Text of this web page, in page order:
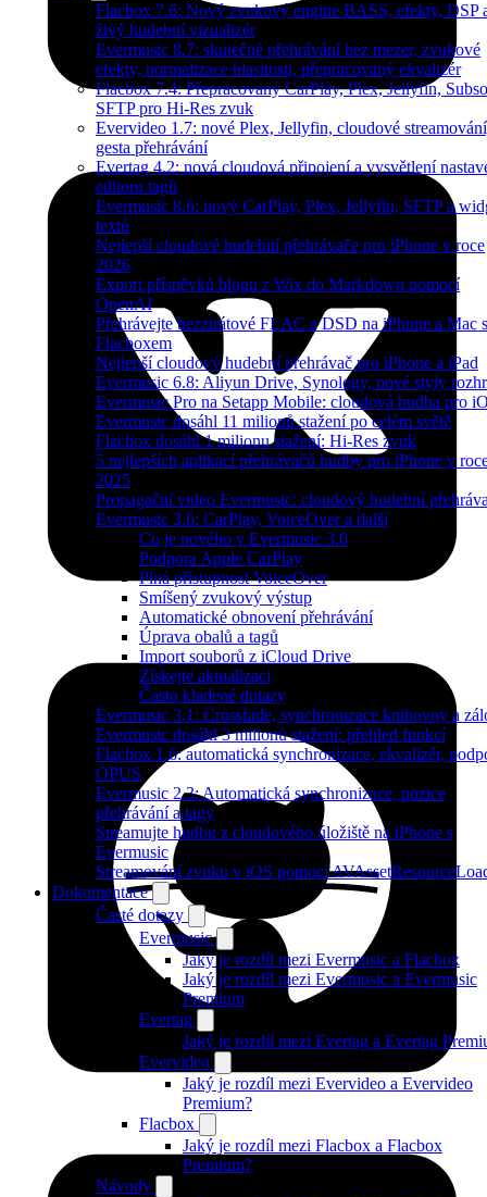
Flacbox 7.6: Nový zvukový engine BASS, efekty, DSP
živý hudební vizualizér
Evermusic 8.7: skutečné přehrávání bez mezer, zvukové
efekty, normalizace hlasitosti, přepracovaný ekvalizér
Flacbox 7.4: Přepracovaný CarPlay, Plex, Jellyfin,
SFTP pro Hi-Res zvuk
Evervideo 1.7: nové Plex, Jellyfin, cloudové
gesta přehrávání
Evertag 4.2: nová cloudová připojení a vysvětlení
editoru tagů
Evermusic 8.6: nový CarPlay, Plex, Jellyfin, SFTP a
textů
Nejlepší cloudové hudební přehrávače pro iPhone v roce
2026
Export příspěvků blogu z Wix do Markdown pomocí
OpenAI
Přehrávejte bezztrátové FLAC a DSD na iPhone a Mac s
Flacboxem
Nejlepší cloudový hudební přehrávač pro iPhone a iPad
Evermusic 6.8: Aliyun Drive, Synology, nové styly
Evermusic Pro na Setapp Mobile: cloudová hudba pro
Evermusic dosáhl 11 milionů stažení po celém světě
Flacbox dosáhl 1 milionu stažení: Hi-Res zvuk
5 nejlepších aplikací přehrávačů hudby pro iPhone v
2025
Propagační video Evermusic: cloudový hudební
Evermusic 3.6: CarPlay, VoiceOver a další
Co je nového v Evermusic 3.6
Podpora Apple CarPlay
Plná přístupnost VoiceOver
Smíšený zvukový výstup
Automatické obnovení přehrávání
Úprava obalů a tagů
Import souborů z iCloud Drive
Získejte aktualizaci
Často kladené dotazy
Evermusic 3.1: Crossfade, synchronizace knihovny a
Evermusic dosáhl 3 milionů stažení: přehled funkcí
Flacbox 1.6: automatická synchronizace, ekvalizér,
OPUS
Evermusic 2.3: Automatická synchronizace, pozice
přehrávání a tagy
Streamujte hudbu z cloudového úložiště na iPhone s
Evermusic
Streamování zvuku v iOS pomocí
Dokumentace
Časté dotazy
Evermusic
Jaký je rozdíl mezi Evermusic a Flacbox
Jaký je rozdíl mezi Evermusic a Evermusic
Premium
Evertag
Jaký je rozdíl mezi Evertag a Evertag
Evervideo
Jaký je rozdíl mezi Evervideo a Evervideo
Premium?
Flacbox
Jaký je rozdíl mezi Flacbox a Flacbox
Premium?
Návody